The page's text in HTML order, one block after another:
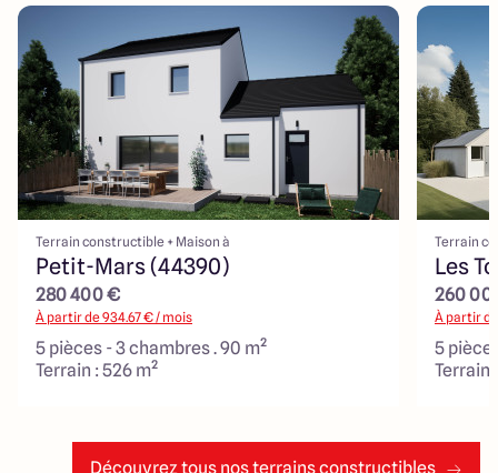
Terrain constructible + Maison à
Petit-Mars (44390)
280 400 €
À partir de934.67€ / mois
5 pièces - 3 chambres . 90 m²
Terrain : 526 m²
Terrain
Les
260
À partir
5
Terrain
Découvrez tous nos terrains constructibles